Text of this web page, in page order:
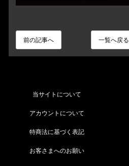
一覧へ戻る
前の記事へ
当サイトについて
アカウントについて
特商法に基づく表記
お客さまへのお願い